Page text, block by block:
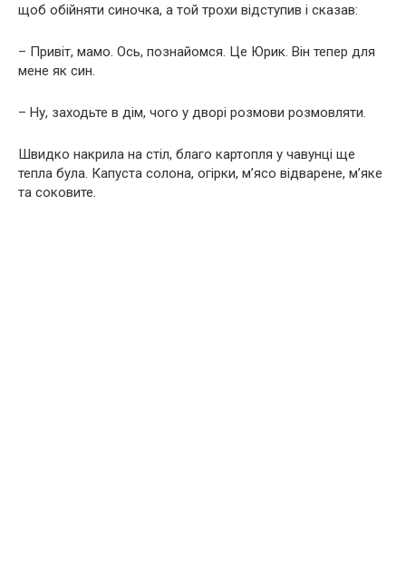
щоб обійняти синочка, а той трохи відступив і сказав:
– Привіт, мамо. Ось, познайомся. Це Юрик. Він тепер для
мене як син.
– Ну, заходьте в дім, чого у дворі розмови розмовляти.
Швидко накрила на стіл, благо картопля у чавунці ще
тепла була. Капуста солона, огірки, м’ясо відварене, м’яке
та соковите.